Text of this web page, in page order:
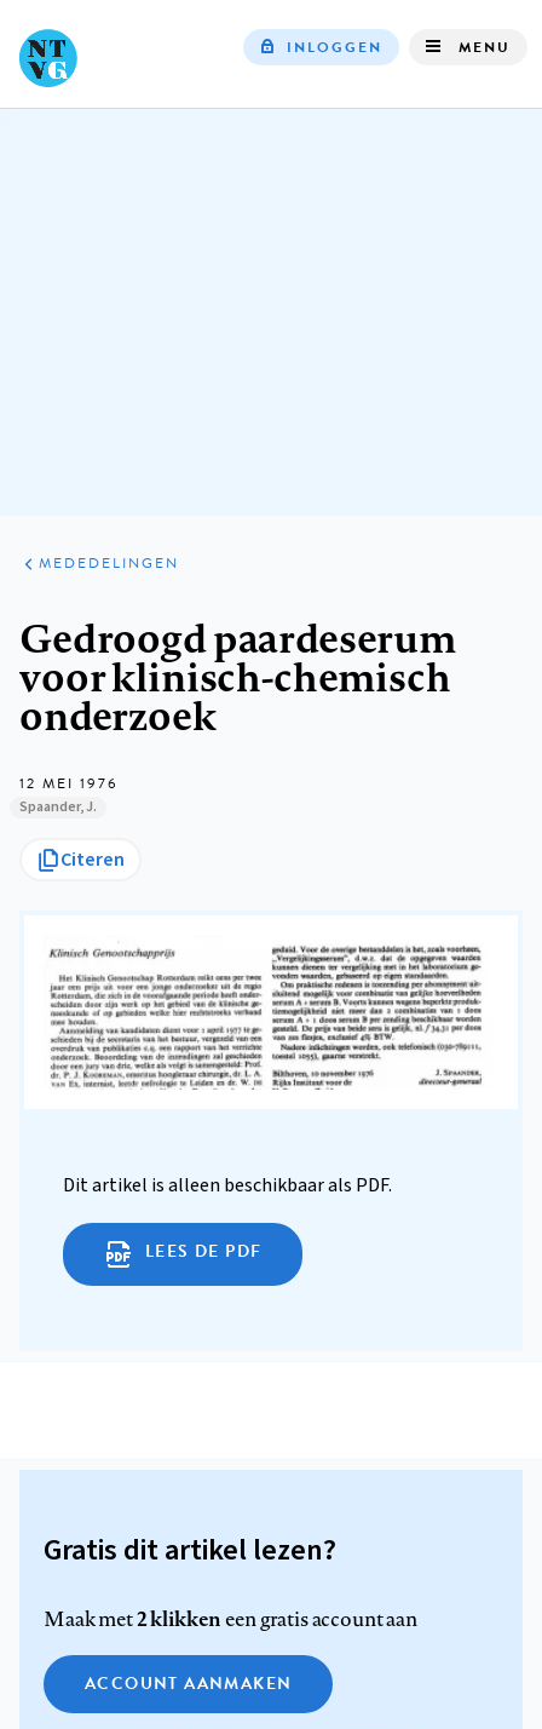
INLOGGEN MENU
ARTIKELEN
VARIA
MEDEDELINGEN
Gedroogd paardeserum
voor klinisch-chemisch
onderzoek
12 MEI 1976
Spaander, J.
Citeren
Dit artikel is alleen beschikbaar als PDF.
LEES DE PDF
Gratis dit artikel lezen?
Maak met2 klikkeneen gratis account aan
ACCOUNT AANMAKEN